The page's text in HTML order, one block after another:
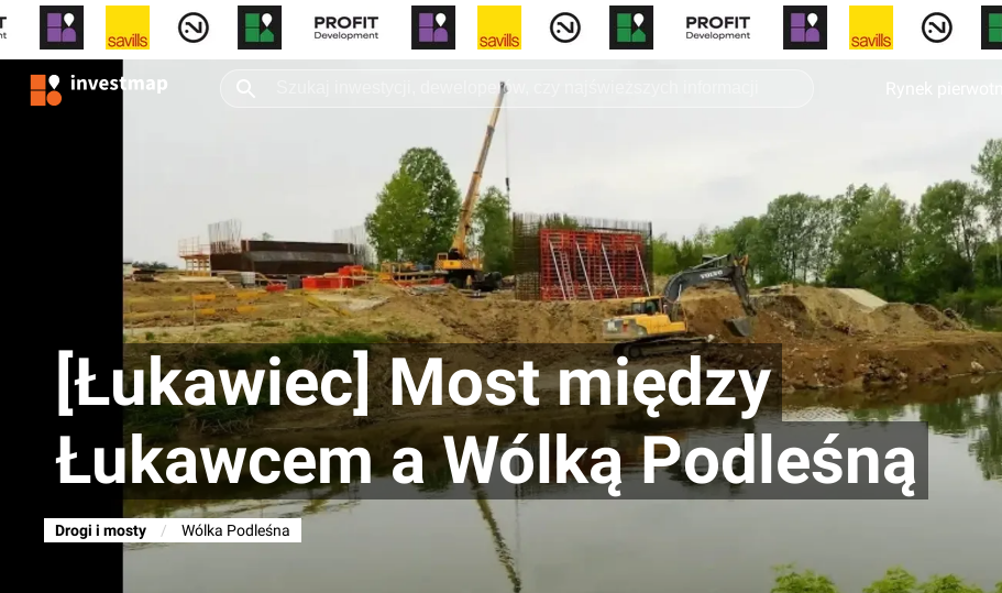
[Łukawiec] Most między
Łukawcem a Wólką Podleśną
Drogi i mosty / Wólka Podleśna